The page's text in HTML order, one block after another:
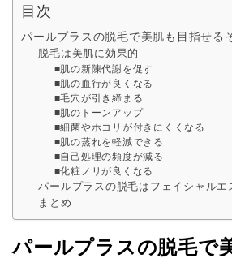
目次
パールプラスの脱毛で美肌も目指せる
脱毛は美肌に効果的
■肌の新陳代謝を促す
■肌の血行が良くなる
■毛穴が引き締まる
■肌のトーンアップ
■細菌やホコリが付きにくくなる
■肌の蒸れを軽減できる
■自己処理の頻度が減る
■化粧ノリが良くなる
パールプラスの脱毛はフェイシャルエ
まとめ
パールプラスの脱毛で